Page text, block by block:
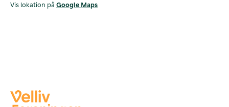
Vis lokation på Google Maps